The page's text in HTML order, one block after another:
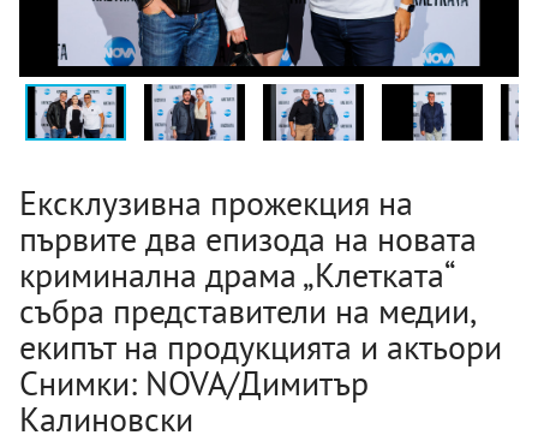
Ексклузивна прожекция на
първите два епизода на новата
криминална драма „Клетката“
събра представители на медии,
екипът на продукцията и актьори
Снимки: NOVA/Димитър
Калиновски